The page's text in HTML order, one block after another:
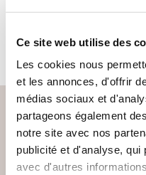
Ce site web utilise des
Les cookies nous
et les annonces, d'offrir
médias sociaux et
partageons également
notre site avec nos
publicité et d'analyse,
avec d'autres
Cet auteur ne propose pas
PAIEMENT
Remises